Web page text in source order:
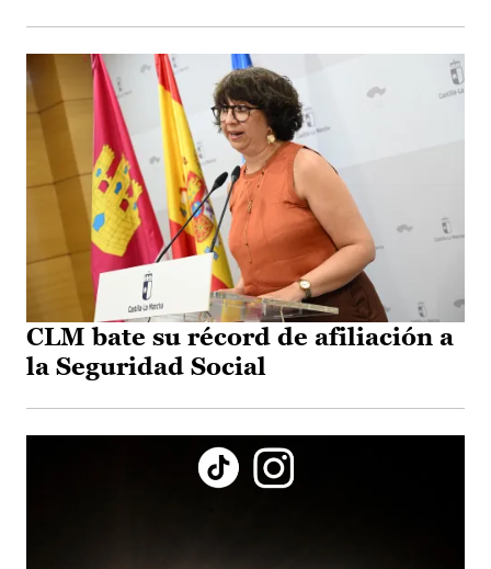
CLM bate su récord de afiliación a
la Seguridad Social